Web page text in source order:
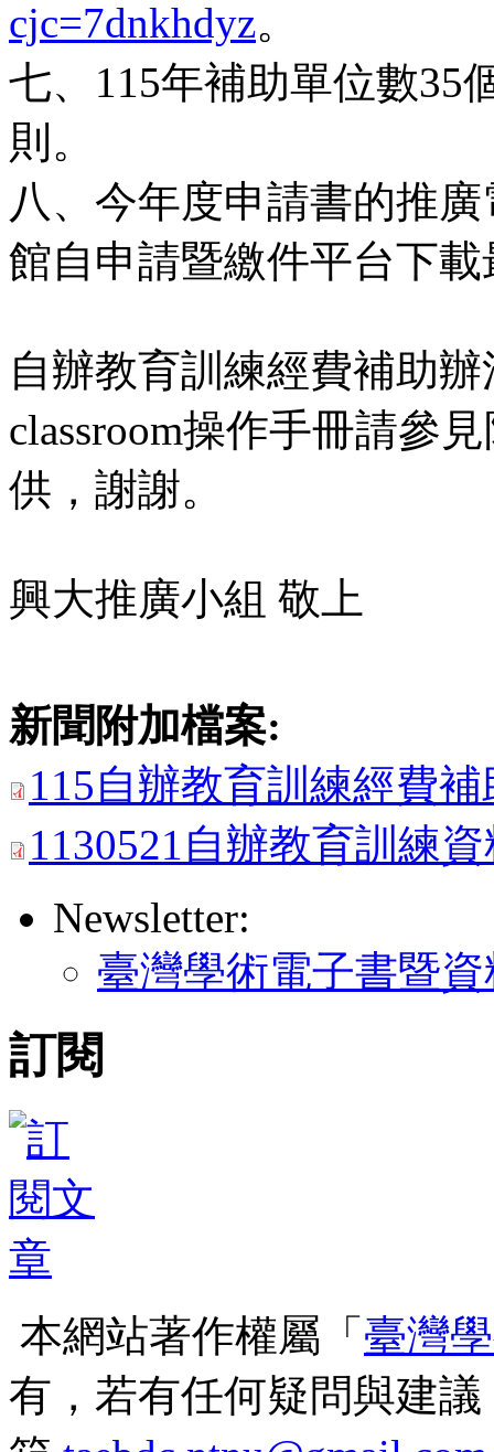
cjc=7dnkhdyz。
七、115年補助單位數35
則。
八、今年度申請書的推
館自申請暨繳件平台下
自辦教育訓練經費補助
classroom操作手冊請參
供，謝謝。
興大推廣小組 敬上
新聞附加檔案:
115自辦教育訓練經費
1130521自辦教育訓練
Newsletter:
臺灣學術電子書暨
訂閱
本網站著作權屬「 臺灣
有，若有任何疑問與建